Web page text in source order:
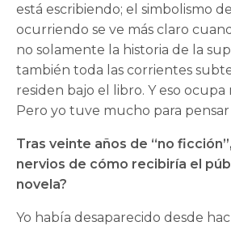
está escribiendo; el simbolismo
ocurriendo se ve más claro
no solamente la historia de la
también toda las corrientes
residen bajo el libro. Y eso
Pero yo tuve mucho para pensar
Tras veinte años de “no
nervios de cómo recibiría el
novela?
Yo había desaparecido desde